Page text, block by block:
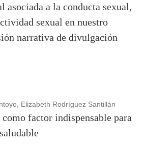
asociada a la conducta sexual,
sexual en nuestro
narrativa de divulgación
Elizabeth Rodríguez Santillán
factor indispensable para